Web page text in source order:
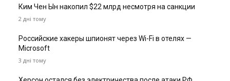
Ким Чен Ын накопил $22 млрд несмотря на санкции
2 дні тому
Российские хакеры шпионят через Wi-Fi в отелях —
Microsoft
3 дні тому